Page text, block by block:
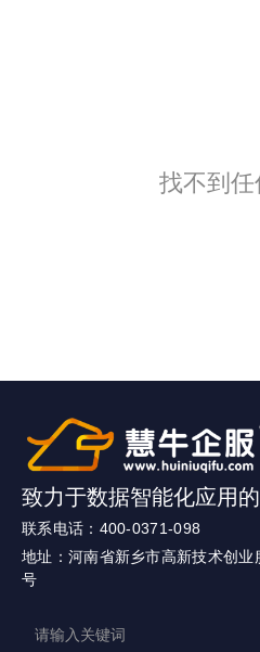
找不到
致力于数据智能化应用
联系电话：400-0371-098
地址：河南省新乡市高新技术创
号